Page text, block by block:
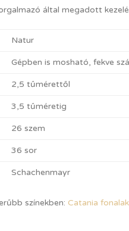
által megadott
Natur
Gépben is mosható, fekve
2,5 tűmérettől
3,5 tűméretig
26 szem
36 sor
Schachenmayr
színekben: Catania fonalak